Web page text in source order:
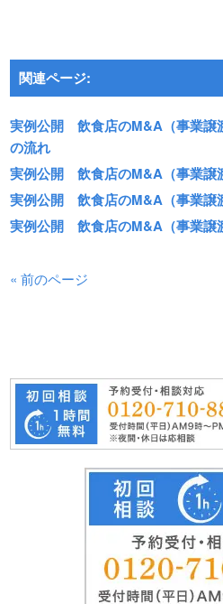
関連ページ:
実例公開 飲食店のM&A（事業
の流れ
実例公開 飲食店のM&A（事業
実例公開 飲食店のM&A（事業
実例公開 飲食店のM&A（事業
« 前のページ